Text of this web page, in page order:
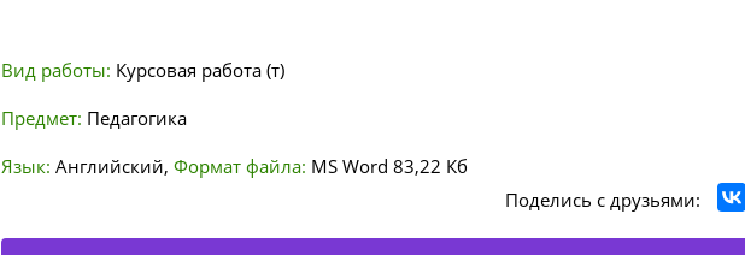
Вид работы: Курсовая работа (т)
Предмет: Педагогика
Язык: Английский, Формат файла: MS Word 83,22 Кб
Поделись с друзьями: